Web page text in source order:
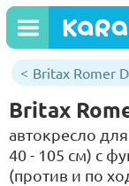
Britax Romer
Britax
автокресло
40 - 105 см) с
(против и по